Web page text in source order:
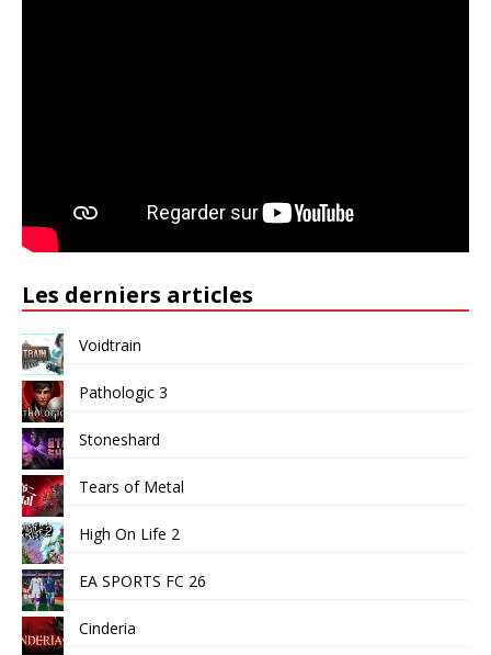
Les derniers articles
Voidtrain
Pathologic 3
Stoneshard
Tears of Metal
High On Life 2
EA SPORTS FC 26
Cinderia